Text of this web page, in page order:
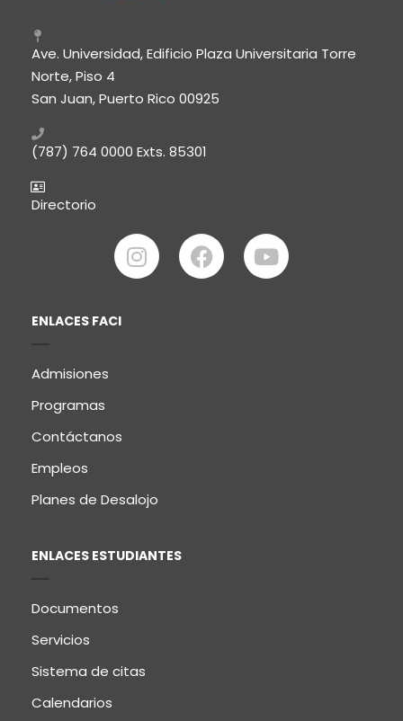
Ave. Universidad, Edificio Plaza Universitaria Torre
Norte, Piso 4
San Juan, Puerto Rico 00925
(787) 764 0000 Exts. 85301
Directorio
ENLACES FACI
Admisiones
Programas
Contáctanos
Empleos
Planes de Desalojo
ENLACES ESTUDIANTES
Documentos
Servicios
Sistema de citas
Calendarios